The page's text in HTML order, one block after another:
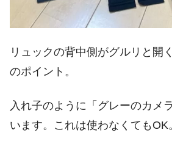
リュックの背中側がグルリと開
のポイント。
入れ子のように「グレーのカメ
います。これは使わなくてもOK